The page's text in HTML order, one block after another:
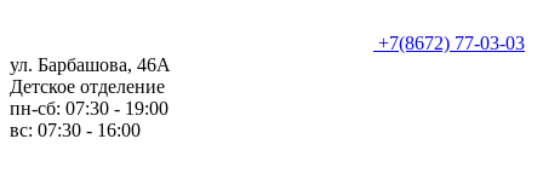
+7(8672) 77-03-03
ул. Барбашова, 46А
Детское отделение
пн-сб: 07:30 - 19:00
вс: 07:30 - 16:00